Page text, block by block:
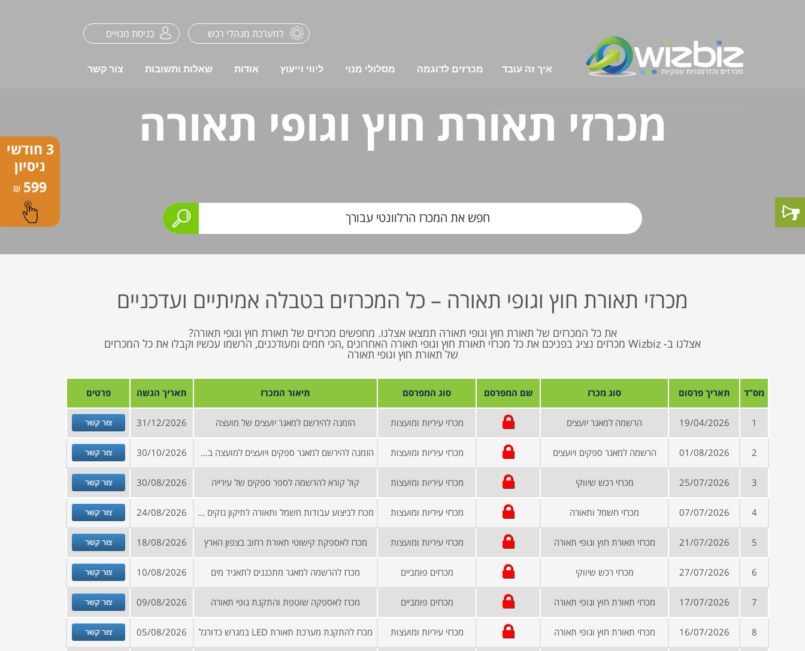
כניסת מנויים למערכת מנהלי רכש
איך זה עובד מכרזים לדוגמה מסלולי מנוי ליווי וייעוץ אודות שאלות ותשובות צור קשר
מכרזי תאורת חוץ וגופי תאורה
מכרזי תאורת חוץ וגופי תאורה – כל המכרזים בטבלה אמיתיים ועדכניים
את כל המכרזים של תאורת חוץ וגופי תאורה תמצאו אצלנו. מחפשים מכרזים של תאורת חוץ וגופי תאורה?
אצלנו ב- Wizbiz מכרזים נציג בפניכם את כל מכרזי תאורת חוץ וגופי תאורה האחרונים ,הכי חמים ומעודכנים, הרשמו עכשיו וקבלו את כל המכרזים
של תאורת חוץ וגופי תאורה
מס"ד תאריך פרסום סוג מכרז שם המפרסם סוג המפרסם תיאור המכרז תאריך הגשה פרטים
1
19/04/2026 הרשמה למאגר יועצים מכרזי עיריות ומועצות הזמנה להירשם למאגר יועצים של מועצה 31/12/2026 צור קשר
2
01/08/2026 הרשמה למאגר ספקים ויועצים מכרזי עיריות ומועצות הזמנה להירשם למאגר ספקים ויועצים למועצה בצפון הארץ 30/10/2026 צור קשר
3
25/07/2026 מכרזי רכש שיווקי מכרזי עיריות ומועצות קול קורא להרשמה לספר ספקים של עירייה 30/08/2026 צור קשר
4
07/07/2026 מכרזי חשמל ותאורה מכרזי עיריות ומועצות מכרז לביצוע עבודות חשמל ותאורה לתיקון נזקים עקב תאונות דרכים ומפגעים אחרים, עבודות שרות ואחזקת שבר למתקני חשמל לתאורת חוץ (160 א-3 270 א-3) 24/08/2026 צור קשר
5
21/07/2026 מכרזי תאורת חוץ וגופי תאורה מכרזי עיריות ומועצות מכרז לאספקת קישוטי תאורת רחוב בצפון הארץ 18/08/2026 צור קשר
6
27/07/2026 מכרזי רכש שיווקי מכרזים פומביים מכרז להרשמה למאגר מתכננים לתאגיד מים 10/08/2026 צור קשר
7
17/07/2026 מכרזי תאורת חוץ וגופי תאורה מכרזים פומביים מכרז לאספקה שוטפת והתקנת גופי תאורה 09/08/2026 צור קשר
8
16/07/2026 מכרזי תאורת חוץ וגופי תאורה מכרזי עיריות ומועצות מכרז להתקנת מערכת תאורת LED במגרש כדורגל 05/08/2026 צור קשר
3 חודשי
ניסיון
599
₪